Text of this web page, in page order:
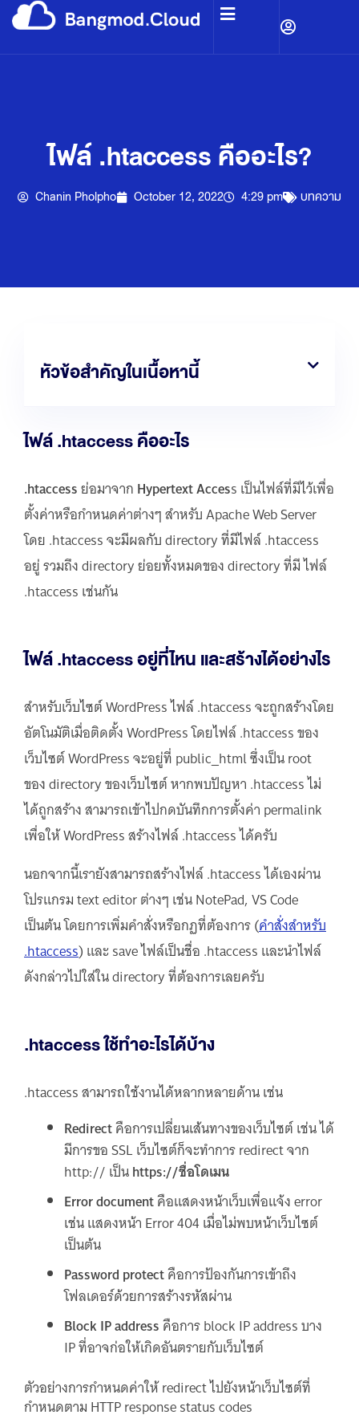
ไฟล์ .htaccess คืออะไร?
Chanin Pholpho October 12, 2022 4:29 pm บทความ
หัวข้อสำคัญในเนื้อหานี้
ไฟล์ .htaccess คืออะไร
.htaccessย่อมาจาก Hypertext Access เป็นไฟล์ที่มีไว้เพื่อ
ตั้งค่าหรือกำหนดค่าต่างๆ สำหรับ Apache Web Server
โดย .htaccess จะมีผลกับ directory ที่มีไฟล์ .htaccess
อยู่ รวมถึง directory ย่อยทั้งหมดของ directory ที่มี ไฟล์
.htaccess เช่นกัน
ไฟล์ .htaccess อยู่ที่ไหน และสร้างได้อย่างไร
สำหรับเว็บไซต์ WordPress ไฟล์ .htaccess จะถูกสร้างโดย
อัตโนมัติเมื่อติดตั้ง WordPress โดยไฟล์ .htaccess ของ
เว็บไซต์ WordPress จะอยู่ที่ public_html ซึ่งเป็น root
ของ directory ของเว็บไซต์ หากพบปัญหา .htaccess ไม่
ได้ถูกสร้าง สามารถเข้าไปกดบันทึกการตั้งค่า permalink
เพื่อให้ WordPress สร้างไฟล์ .htaccess ได้ครับ
นอกจากนี้เรายังสามารถสร้างไฟล์ .htaccess ได้เองผ่าน
โปรแกรม text editor ต่างๆ เช่น NotePad, VS Code
เป็นต้น โดยการเพิ่มคำสั่งหรือกฏที่ต้องการ (คำสั่งสำหรับ
.htaccess) และ save ไฟล์เป็นชื่อ .htaccess และนำไฟล์
ดังกล่าวไปใส่ใน directory ที่ต้องการเลยครับ
.htaccess ใช้ทำอะไรได้บ้าง
.htaccess สามารถใช้งานได้หลากหลายด้าน เช่น
Redirectคือการเปลี่ยนเส้นทางของเว็บไซต์ เช่น ได้
มีการขอ SSL เว็บไซต์ก็จะทำการ redirect จาก
http:// เป็นhttps://ชื่อโดเมน
Error documentคือแสดงหน้าเว็บเพื่อแจ้ง error
เช่น แสดงหน้า Error 404 เมื่อไม่พบหน้าเว็บไซต์
เป็นต้น
Password protectคือการป้องกันการเข้าถึง
โฟลเดอร์ด้วยการสร้างรหัสผ่าน
Block IP addressคือการ block IP address บาง
IP ที่อาจก่อให้เกิดอันตรายกับเว็บไซต์
ตัวอย่างการกำหนดค่าให้ redirect ไปยังหน้าเว็บไซต์ที่
กำหนดตาม HTTP response status codes